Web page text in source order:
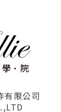
限公司